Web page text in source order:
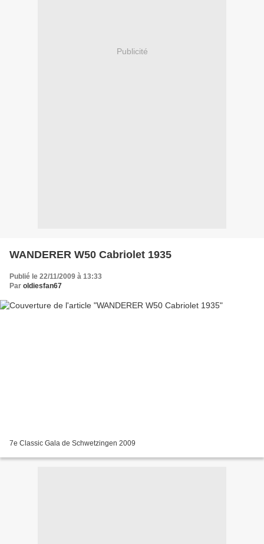
Publicité
WANDERER W50 Cabriolet 1935
Publié le 22/11/2009 à 13:33
Par oldiesfan67
7e Classic Gala de Schwetzingen 2009